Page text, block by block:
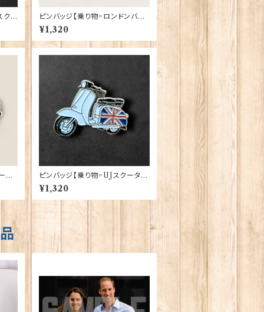
ク
ピンバッジ【乗り物=ロンドンバス
XL】Cadogan 90040-XJKB0
5-57
¥1,320
バ
ピンバッジ【乗り物=UJスクータ
ー】Cadogan 90040-XJKB06
-24
¥1,320